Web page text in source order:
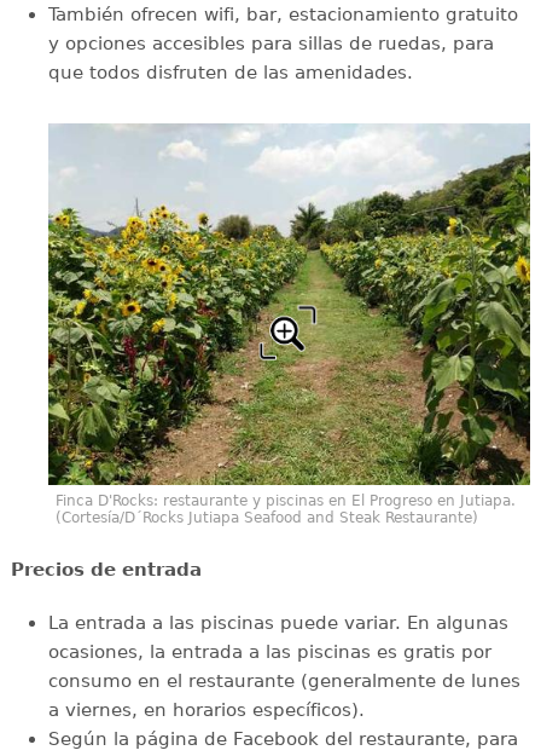
También ofrecen wifi, bar, estacionamiento gratuito
y opciones accesibles para sillas de ruedas, para
que todos disfruten de las amenidades.
Finca D'Rocks: restaurante y piscinas en El Progreso en Jutiapa.
(Cortesía/D´Rocks Jutiapa Seafood and Steak Restaurante)
Precios de entrada
La entrada a las piscinas puede variar. En algunas
ocasiones, la entrada a las piscinas es gratis por
consumo en el restaurante (generalmente de lunes
a viernes, en horarios específicos).
Según la página de Facebook del restaurante, para